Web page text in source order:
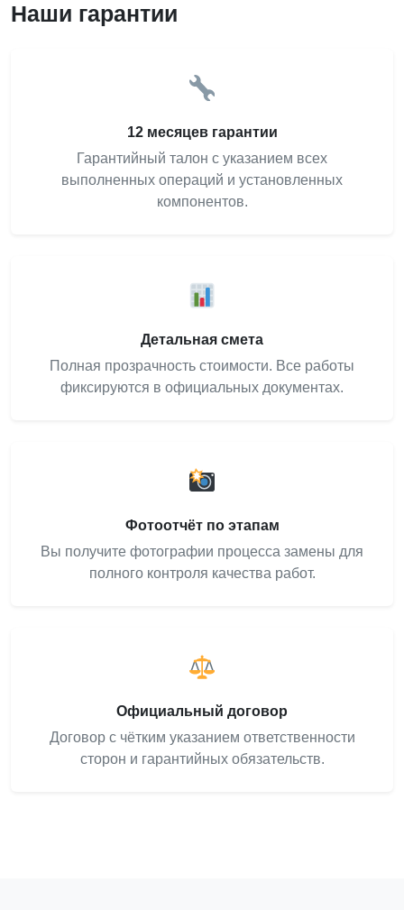
Наши гарантии
12 месяцев гарантии
Гарантийный талон с указанием всех
выполненных операций и установленных
компонентов.
Детальная смета
Полная прозрачность стоимости. Все работы
фиксируются в официальных документах.
Фотоотчёт по этапам
Вы получите фотографии процесса замены для
полного контроля качества работ.
Официальный договор
Договор с чётким указанием ответственности
сторон и гарантийных обязательств.